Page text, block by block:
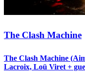
The Clash Machine
The Clash Machine
Lacroix, Loü Viret +